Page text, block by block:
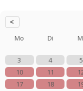
<
Mo Di
3
4 5
10
11
17
18